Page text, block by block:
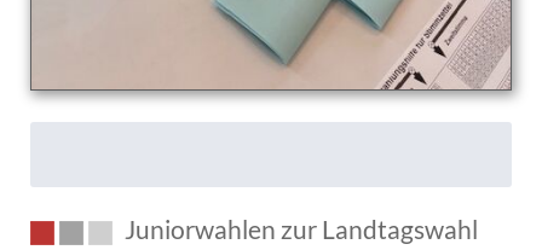
Juniorwahlen zur Landtagswahl